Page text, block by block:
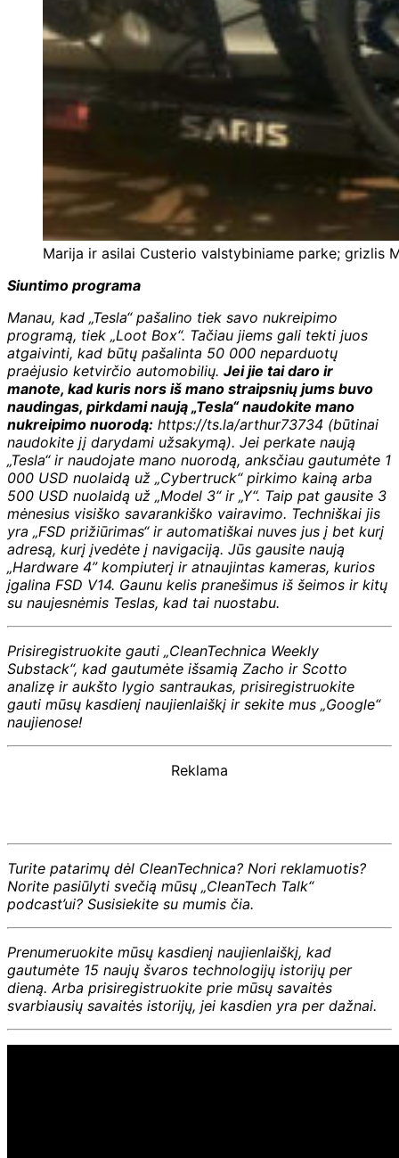
Marija ir asilai Custerio valstybiniame parke; grizlis
Siuntimo programa
Manau, kad „Tesla“ pašalino tiek savo nukreipimo
programą, tiek „Loot Box“. Tačiau jiems gali tekti juos
atgaivinti, kad būtų pašalinta 50 000 neparduotų
praėjusio ketvirčio automobilių. Jei jie tai daro ir
manote, kad kuris nors iš mano straipsnių jums buvo
naudingas, pirkdami naują „Tesla“ naudokite mano
nukreipimo nuorodą: https://ts.la/arthur73734 (būtinai
naudokite jį darydami užsakymą). Jei perkate naują
„Tesla“ ir naudojate mano nuorodą, anksčiau gautumėte 1
000 USD nuolaidą už „Cybertruck“ pirkimo kainą arba
500 USD nuolaidą už „Model 3“ ir „Y“. Taip pat gausite 3
mėnesius visiško savarankiško vairavimo. Techniškai jis
yra „FSD prižiūrimas“ ir automatiškai nuves jus į bet kurį
adresą, kurį įvedėte į navigaciją. Jūs gausite naują
„Hardware 4” kompiuterį ir atnaujintas kameras, kurios
įgalina FSD V14. Gaunu kelis pranešimus iš šeimos ir kitų
su naujesnėmis Teslas, kad tai nuostabu.
Prisiregistruokite gauti „CleanTechnica Weekly
Substack“, kad gautumėte išsamią Zacho ir Scotto
analizę ir aukšto lygio santraukas, prisiregistruokite
gauti mūsų kasdienį naujienlaiškį ir sekite mus „Google“
naujienose!
Reklama
Turite patarimų dėl CleanTechnica? Nori reklamuotis?
Norite pasiūlyti svečią mūsų „CleanTech Talk“
podcast’ui? Susisiekite su mumis čia.
Prenumeruokite mūsų kasdienį naujienlaiškį, kad
gautumėte 15 naujų švaros technologijų istorijų per
dieną. Arba prisiregistruokite prie mūsų savaitės
svarbiausių savaitės istorijų, jei kasdien yra per dažnai.